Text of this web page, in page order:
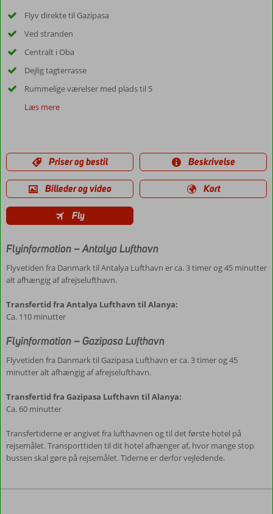
Flyv direkte til Gazipasa
Ved stranden
Centralt i Oba
Dejlig tagterrasse
Rummelige værelser med plads til 5
Læs mere
Priser og bestil Beskrivelse
Billeder og video Kort
Fly
Flyinformation – Antalya Lufthavn
Flyvetiden fra Danmark til Antalya Lufthavn er ca. 3 timer og 45 minutter
alt afhængig af afrejselufthavn.
Transfertid fra Antalya Lufthavn til Alanya:
Ca. 110 minutter
Flyinformation – Gazipasa Lufthavn
Flyvetiden fra Danmark til Gazipasa Lufthavn er ca. 3 timer og 45
minutter alt afhængig af afrejselufthavn.
Transfertid fra Gazipasa Lufthavn til Alanya:
Ca. 60 minutter
Transfertiderne er angivet fra lufthavnen og til det første hotel på
rejsemålet. Transporttiden til dit hotel afhænger af, hvor mange stop
bussen skal gøre på rejsemålet. Tiderne er derfor vejledende.